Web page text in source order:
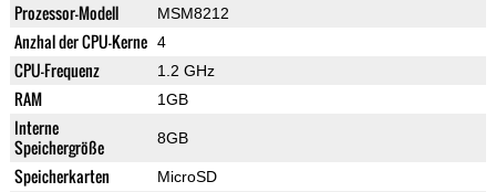
Prozessor-Modell MSM8212
Anzhal der CPU-Kerne 4
CPU-Frequenz 1.2 GHz
RAM 1GB
Interne
Speichergröße
8GB
Speicherkarten MicroSD